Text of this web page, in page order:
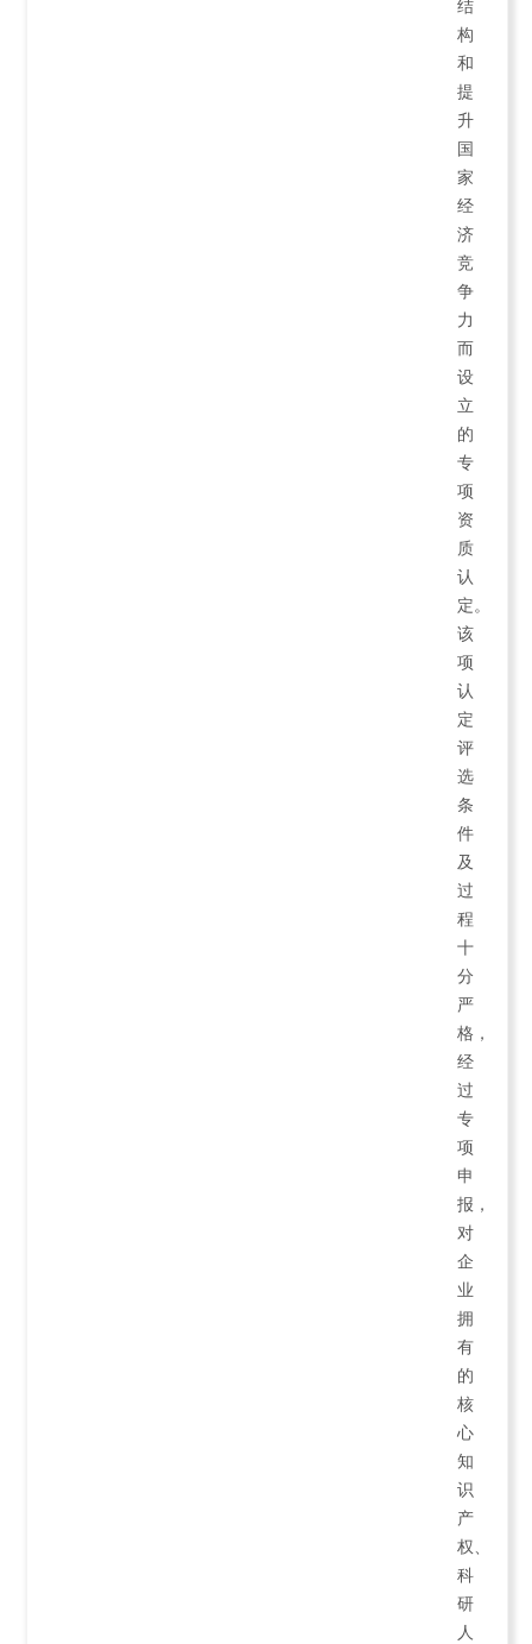
结
构
和
提
升
国
家
经
济
竞
争
力
而
设
立
的
专
项
资
质
认
定。
该
项
认
定
评
选
条
件
及
过
程
十
分
严
格，
经
过
专
项
申
报，
对
企
业
拥
有
的
核
心
知
识
产
权、
科
研
人